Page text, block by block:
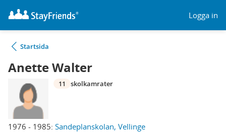
Logga in
Startsida
Anette Walter
1976 - 1985: Sandeplanskolan, Vellinge
11 skolkamrater